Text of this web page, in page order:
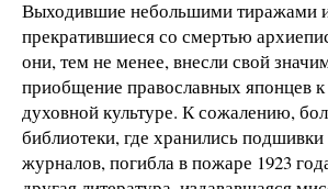
Выходившие небольшими тиражами
прекратившиеся со смертью
они, тем не менее, внесли свой
приобщение православных японцев
духовной культуре. К сожалению,
библиотеки, где хранились
журналов, погибла в пожаре 1923